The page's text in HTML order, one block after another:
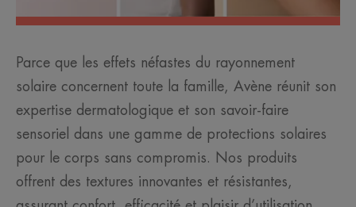
Parce que les effets néfastes du rayonnement
solaire concernent toute la famille, Avène réunit son
expertise dermatologique et son savoir-faire
sensoriel dans une gamme de protections solaires
pour le corps sans compromis. Nos produits
offrent des textures innovantes et résistantes,